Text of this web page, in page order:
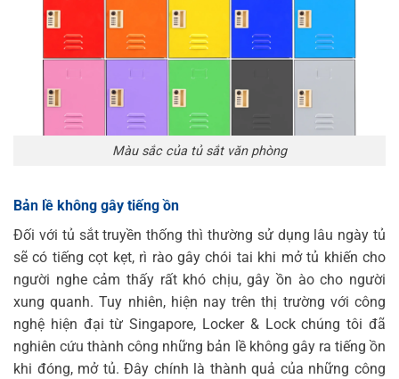
Màu sắc của tủ sắt văn phòng
Bản lề không gây tiếng ồn
Đối với tủ sắt truyền thống thì thường sử dụng lâu ngày tủ
sẽ có tiếng cọt kẹt, rì rào gây chói tai khi mở tủ khiến cho
người nghe cảm thấy rất khó chịu, gây ồn ào cho người
xung quanh. Tuy nhiên, hiện nay trên thị trường với công
nghệ hiện đại từ Singapore, Locker & Lock chúng tôi đã
nghiên cứu thành công những bản lề không gây ra tiếng ồn
khi đóng, mở tủ. Đây chính là thành quả của những công